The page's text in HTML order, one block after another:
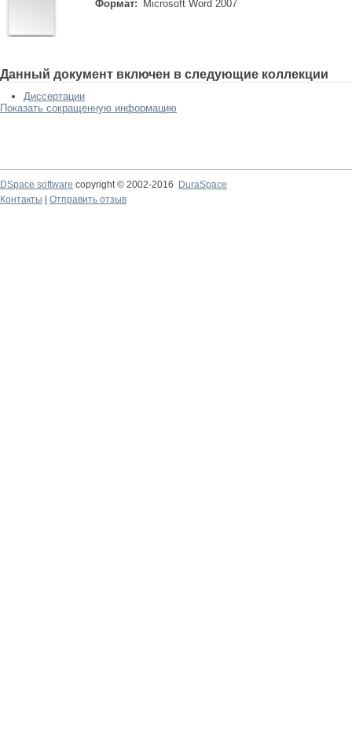
Формат:
Microsoft Word 2007
Данный документ включен в следующие коллекции
Диссертации
Показать сокращенную информацию
DSpace software copyright © 2002-2016
DuraSpace
Контакты
Отправить отзыв